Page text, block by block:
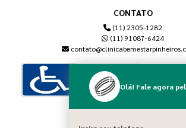
CONTATO
(11) 2305-1282
(11) 91087-6424
Olá! Fale agora